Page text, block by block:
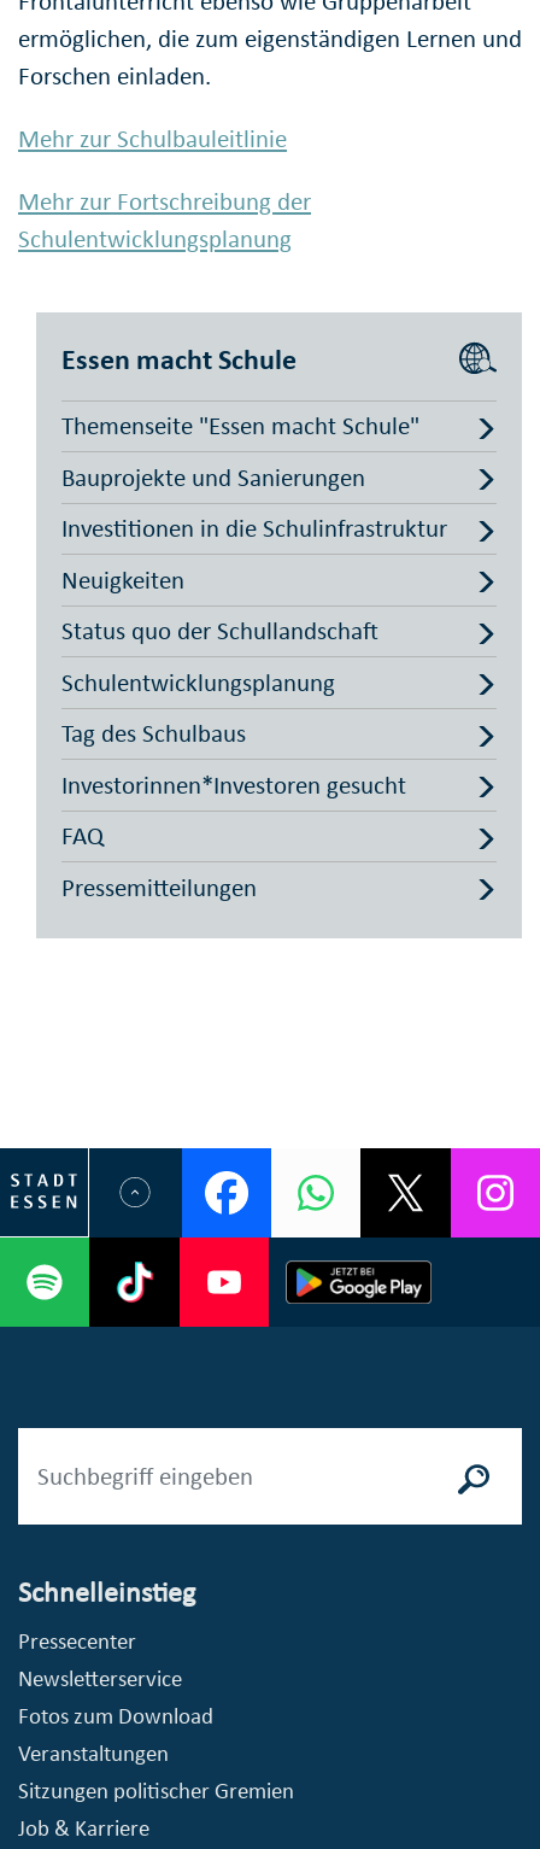
ermöglichen, die zum eigenständigen Lernen und
Forschen einladen.
Mehr zur Schulbauleitlinie
Mehr zur Fortschreibung der
Schulentwicklungsplanung
Essen macht Schule
Themenseite "Essen macht Schule"
Bauprojekte und Sanierungen
Investitionen in die Schulinfrastruktur
Neuigkeiten
Status quo der Schullandschaft
Schulentwicklungs­planung
Tag des Schulbaus
Investorinnen­*Investoren gesucht
FAQ
Pressemitteilungen
Schnelleinstieg
Pressecenter
Newsletterservice
Fotos zum Download
Veranstaltungen
Sitzungen politischer Gremien
Job & Karriere